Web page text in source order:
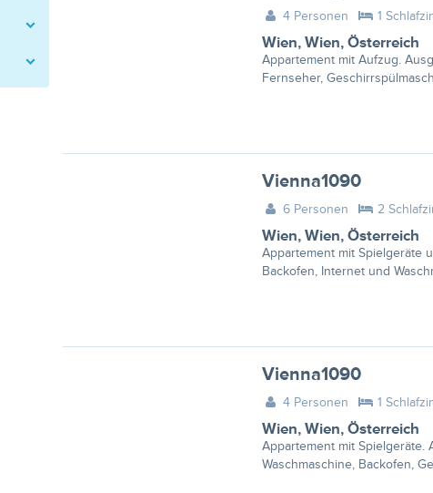
4 Personen 1
Wien, Wien, Österreich
Appartement mit Aufzug.
Fernseher,
Vienna1090
6 Personen 2
Wien, Wien, Österreich
Appartement mit Spielgeräte
Backofen, Internet und
Vienna1090
4 Personen 1
Wien, Wien, Österreich
Appartement mit Spielgeräte.
Waschmaschine, Backofen,